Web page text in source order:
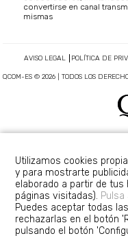
convertirse en canal
mismas
AVISO LEGAL POLÍTICA DE
QCOM-ES © 2026 | TODOS LOS
Utilizamos cookies
y para mostrarte
elaborado a partir de tus
páginas visitadas).
Puedes aceptar todas
rechazarlas en el botón
pulsando el botón